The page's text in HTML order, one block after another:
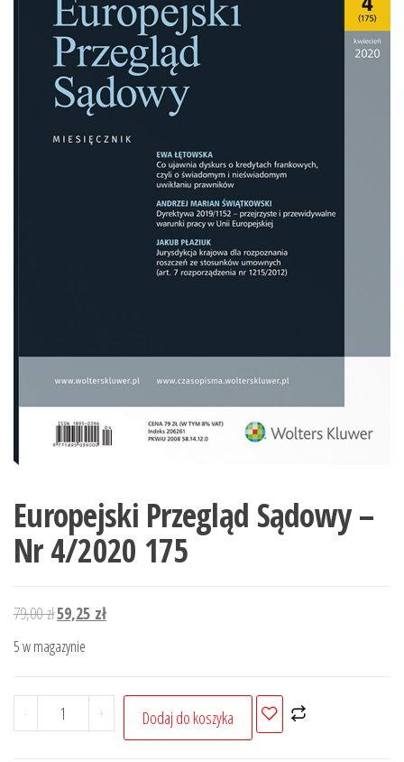
Europejski Przegląd Sądowy –
Nr 4/2020 175
79,00złPierwotna
cena
wynosiła:
59,25 złAktualna
5 w magazynie
-
ilość
Europejski
+ Dodaj do koszyka